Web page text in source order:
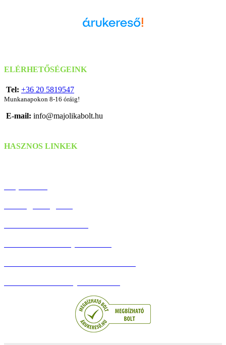
ELÉRHETŐSÉGEINK
Tel: +36 20 5819547
Munkanapokon 8-16 óráig!
E-mail: info@majolikabolt.hu
HASZNOS LINKEK